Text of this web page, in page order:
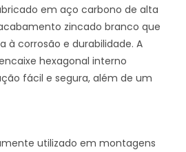
em aço carbono de alta
zincado branco que
à corrosão e durabilidade. A
hexagonal interno
fácil e segura, além de um
utilizado em montagens